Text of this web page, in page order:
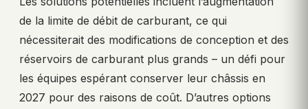
de la limite de débit de carburant, ce qui
nécessiterait des modifications de conception et des
réservoirs de carburant plus grands – un défi pour
les équipes espérant conserver leur châssis en
2027 pour des raisons de coût. D’autres options